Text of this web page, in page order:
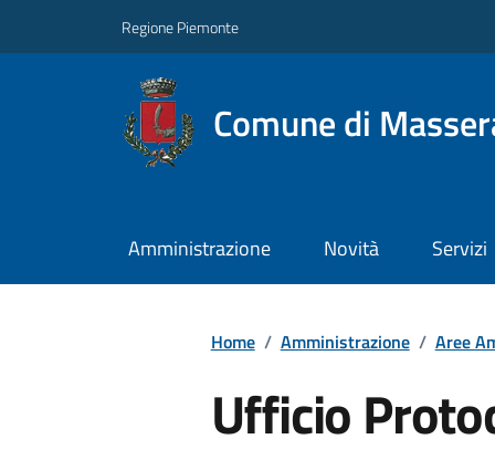
Regione Piemonte
Comune di
Amministrazione Novità Servizi
Home / Amministrazione / Aree
Ufficio